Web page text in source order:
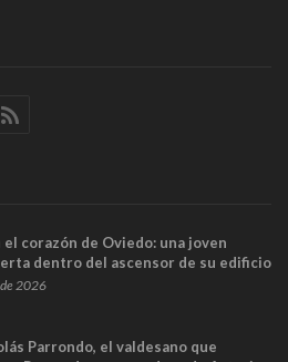
corazón de Oviedo: una joven
dentro del ascensor de su edificio
captan sus últimos minutos
2026
Parrondo, el valdesano que